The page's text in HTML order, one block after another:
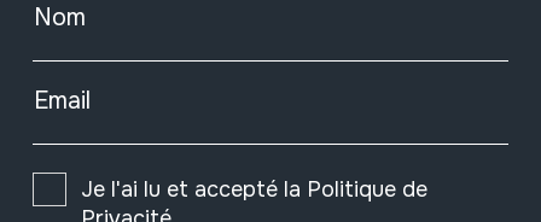
Nom
Email
Je l'ai lu et accepté la Politique de